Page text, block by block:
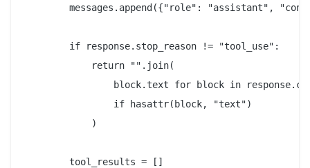
messages.append({"role": "assistant",
        if response.stop_reason != "tool_use":
            return "".join(
block.text for block in
                if hasattr(block, "text")
            )
        tool_results = []